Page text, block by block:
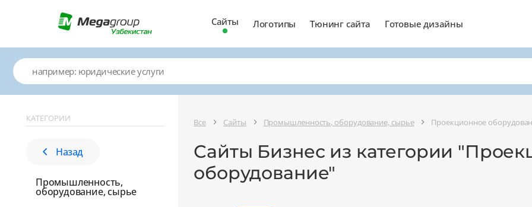
Сайты Логотипы Тюнинг сайта Готовые дизайны
КАТЕГОРИИ
Назад
Промышленность,
оборудование, сырье
Все Сайты Промышленность, оборудование, сырье Проекционное
Сайты Бизнес из категории
оборудование"